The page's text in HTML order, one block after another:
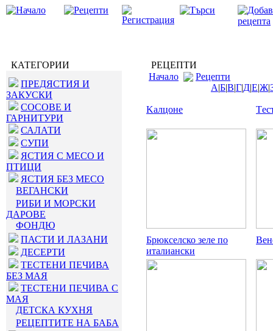
КАТЕГОРИИ
ПРЕДЯСТИЯ И
ЗАКУСКИ
СОСОВЕ И
ГАРНИТУРИ
САЛАТИ
СУПИ
ЯСТИЯ С МЕСО И
ПТИЦИ
ЯСТИЯ БЕЗ МЕСО
ВЕГАНСКИ
РИБИ И МОРСКИ
ДАРОВЕ
ФОНДЮ
ПАСТИ И ЛАЗАНИ
ДЕСЕРТИ
ТЕСТЕНИ ПЕЧИВА
БЕЗ МАЯ
ТЕСТЕНИ ПЕЧИВА С
МАЯ
ДЕТСКА КУХНЯ
РЕЦЕПТИТЕ НА БАБА
РЕЦЕПТИ
Начало
Рецепти
А|Б|В|Г|Д|Е|Ж|
Kалцоне
Брюкселско зеле по
италиански